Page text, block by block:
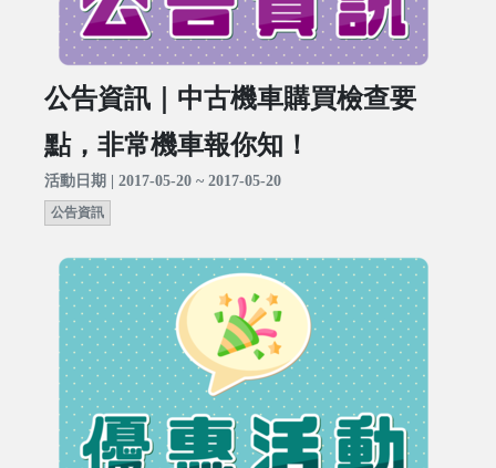
公告資訊｜中古機車購買檢查要
點，非常機車報你知！
活動日期 | 2017-05-20 ~ 2017-05-20
公告資訊